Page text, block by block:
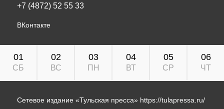
+7 (4872) 52 55 33
ВКонтакте
01
СБ
02
ВС
03
ПН
04
ВТ
05
СР
06
ЧТ
Сетевое издание «Тульская пресса» https://tulapressa.ru/